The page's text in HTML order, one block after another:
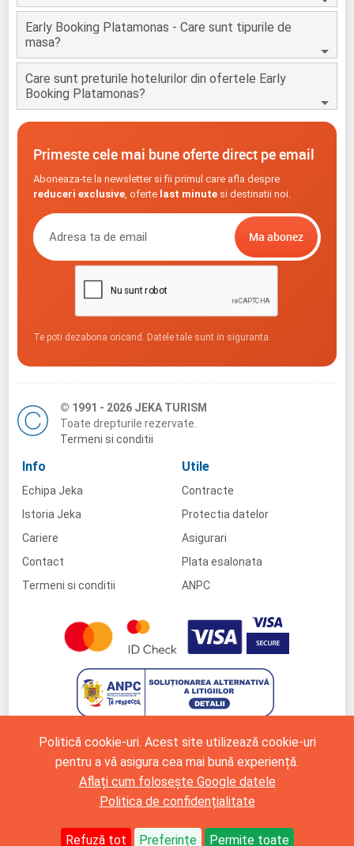
Politică cookie-uri. Acest site utilizează cookie-uri
pentru a vă asigura cea mai bună experiență.
Aflați cum folosește Google datele
Politica de confidențialitate
Refuză tot Preferințe Permite toate
Early Booking Platamonas - Care sunt tipurile de
masa?
Care sunt preturile hotelurilor din ofertele Early
Booking Platamonas?
Primeste cele mai bune oferte direct pe email
Aboneaza-te la newsletter si fii primul care afla despre
reduceri exclusive, oferte last minutesi destinatii noi.
Te poti dezabona oricand. Datele tale sunt in siguranta.
© 1991 - 2026 JEKA TURISM
Toate drepturile rezervate.
Termeni si conditii
Info
Echipa Jeka
Istoria Jeka
Cariere
Contact
Termeni si conditii
Utile
Contracte
Protectia datelor
Asigurari
Plata esalonata
ANPC